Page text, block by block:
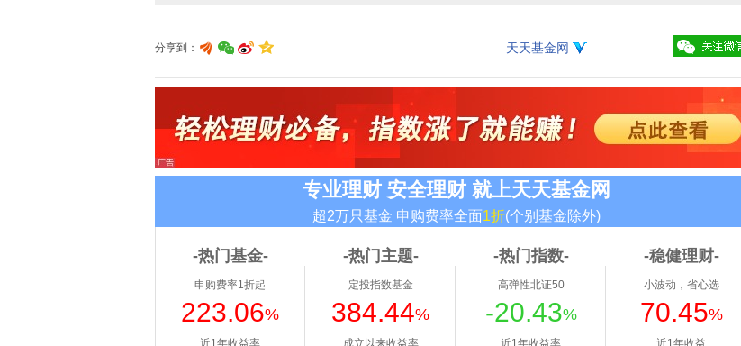
分享到： 天天基金网